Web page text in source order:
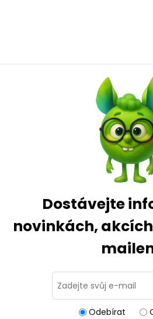
Dostávejte
novinkách,
Odebírat